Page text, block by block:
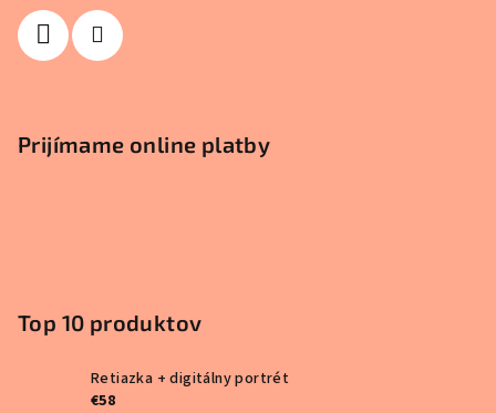
Prijímame online platby
Top 10 produktov
Retiazka + digitálny portrét
€58